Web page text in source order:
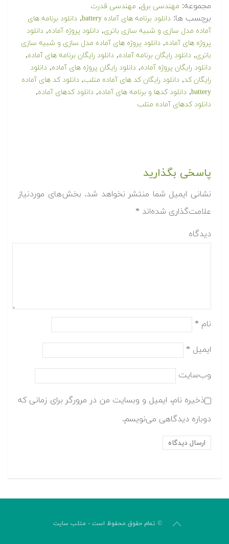
مجموعه: مهندسی برق, مهندسی قدرت
برچسب ها: دانلود برنامه های آماده battery , دانلود برنامه های
آماده مدل سازی و شبیه سازی باتری, دانلود پروژه آماده, دانلود
پروژه های آماده, دانلود پروژه های آماده مدل سازی و شبیه سازی
باتری, دانلود رایگان برنامه آماده, دانلود رایگان برنامه های آماده,
دانلود رایگان پروژه آماده, دانلود رایگان پروژه های آماده, دانلود
رایگان کد, دانلود رایگان کد های آماده متلب, دانلود کد های آماده
battery
, دانلود کدها و برنامه های آماده, دانلود کدهای آماده,
دانلود کدهای آماده متلب
پاسخی بگذارید
نشانی ایمیل شما منتشر نخواهد شد. بخش‌های موردنیاز
علامت‌گذاری شده‌اند *
دیدگاه
نام *
ایمیل *
وب‌سایت
ذخیره نام، ایمیل و وبسایت من در مرورگر برای زمانی که
دوباره دیدگاهی می‌نویسم.
© تمام حقوق محفوظ است - متلب سایت